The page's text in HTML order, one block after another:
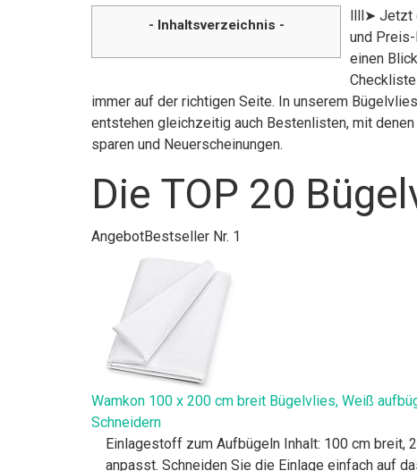
- Inhaltsverzeichnis -
llll➤ Jetzt
und
einen
immer auf der richtigen Seite. In unserem
entstehen gleichzeitig auch Bestenlisten, mit
sparen und Neuerscheinungen.
Die TOP 20
AngebotBestseller Nr. 1
Wamkon 100 x 200 cm breit Bügelvlies, Weiß
Schneidern
Einlagestoff zum Aufbügeln Inhalt: 100 cm breit,
anpasst. Schneiden Sie die Einlage einfach auf